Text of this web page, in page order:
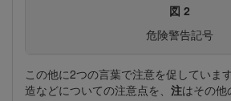
図 2
危険警告記号
この他に2つの言葉で注意を促しています
造などについての注意点を、 注はその他